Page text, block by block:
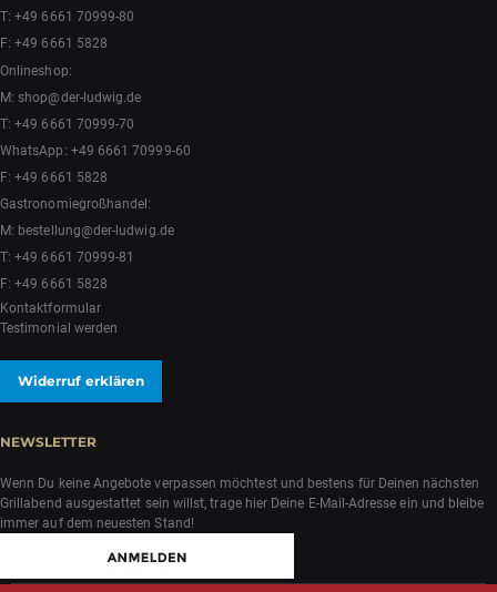
T:+49 6661 70999-80
F: +49 6661 5828
Onlineshop:
M:shop@der-ludwig.de
T:+49 6661 70999-70
WhatsApp: +49 6661 70999-60
F: +49 6661 5828
Gastronomiegroßhandel:
M: bestellung@der-ludwig.de
T:+49 6661 70999-81
F: +49 6661 5828
Kontaktformular
Testimonial werden
Widerruf erklären
NEWSLETTER
Wenn Du keine Angebote verpassen möchtest und bestens für Deinen nächsten
Grillabend ausgestattet sein willst, trage hier Deine E-Mail-Adresse ein und bleibe
immer auf dem neuesten Stand!